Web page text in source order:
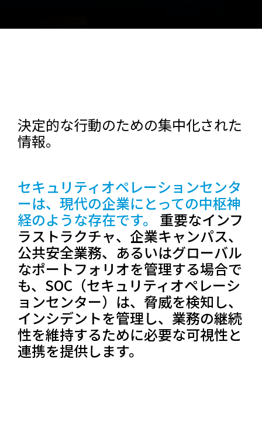
決定的な行動のための集中化された
情報。
セキュリティオペレーションセンタ
ーは、現代の企業にとっての中枢神
経のような存在です。 重要なインフ
ラストラクチャ、企業キャンパス、
公共安全業務、あるいはグローバル
なポートフォリオを管理する場合で
も、SOC（セキュリティオペレーシ
ョンセンター）は、脅威を検知し、
インシデントを管理し、業務の継続
性を維持するために必要な可視性と
連携を提供します。